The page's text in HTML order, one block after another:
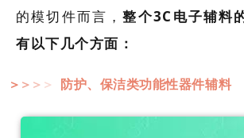
的模切件而言，整个3C电子辅料
有以下几个方面：
＞ ＞ ＞ ＞ 防护、保洁类功能性器件辅料